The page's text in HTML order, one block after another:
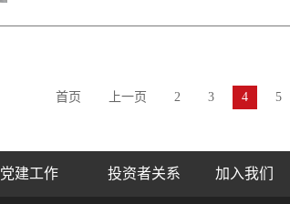
首页 上一页 2 3 4 5
党建工作 投资者关系 加入我们